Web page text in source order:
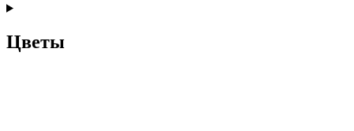
Цветы